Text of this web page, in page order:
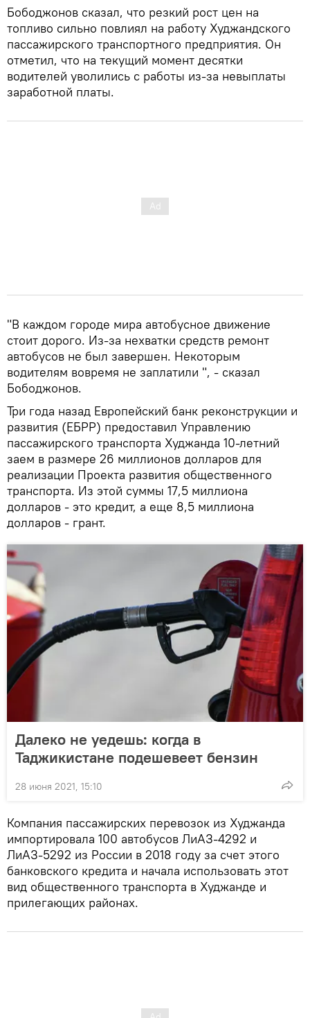
Бободжонов сказал, что резкий рост цен на
топливо сильно повлиял на работу Худжандского
пассажирского транспортного предприятия. Он
отметил, что на текущий момент десятки
водителей уволились с работы из-за невыплаты
заработной платы.
"В каждом городе мира автобусное движение
стоит дорого. Из-за нехватки средств ремонт
автобусов не был завершен. Некоторым
водителям вовремя не заплатили ", - сказал
Бободжонов.
Три года назад Европейский банк реконструкции и
развития (ЕБРР) предоставил Управлению
пассажирского транспорта Худжанда 10-летний
заем в размере 26 миллионов долларов для
реализации Проекта развития общественного
транспорта. Из этой суммы 17,5 миллиона
долларов - это кредит, а еще 8,5 миллиона
долларов - грант.
Далеко не уедешь: когда в
Таджикистане подешевеет бензин
28 июня 2021, 15:10
Компания пассажирских перевозок из Худжанда
импортировала 100 автобусов ЛиАЗ-4292 и
ЛиАЗ-5292 из России в 2018 году за счет этого
банковского кредита и начала использовать этот
вид общественного транспорта в Худжанде и
прилегающих районах.